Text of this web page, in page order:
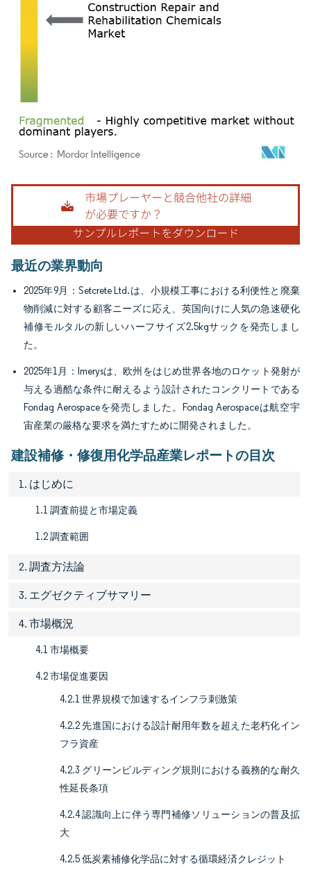
画像 © Mordor Intelligence。再利用にはCC BY 4.0の表示が必要です。
最近の業界動向
2025年9月：Setcrete Ltd.は、小規模工事における利便性と廃棄
物削減に対する顧客ニーズに応え、英国向けに人気の急速硬化
補修モルタルの新しいハーフサイズ2.5kgサックを発売しまし
た。
2025年1月：Imerysは、欧州をはじめ世界各地のロケット発射が
与える過酷な条件に耐えるよう設計されたコンクリートである
Fondag Aerospaceを発売しました。Fondag Aerospaceは航空宇
宙産業の厳格な要求を満たすために開発されました。
建設補修・修復用化学品産業レポートの目次
1. はじめに
1.1 調査前提と市場定義
1.2 調査範囲
2. 調査方法論
3. エグゼクティブサマリー
4. 市場概況
4.1 市場概要
4.2 市場促進要因
4.2.1 世界規模で加速するインフラ刺激策
4.2.2 先進国における設計耐用年数を超えた老朽化イン
フラ資産
4.2.3 グリーンビルディング規則における義務的な耐久
性延長条項
4.2.4 認識向上に伴う専門補修ソリューションの普及拡
大
4.2.5 低炭素補修化学品に対する循環経済クレジット